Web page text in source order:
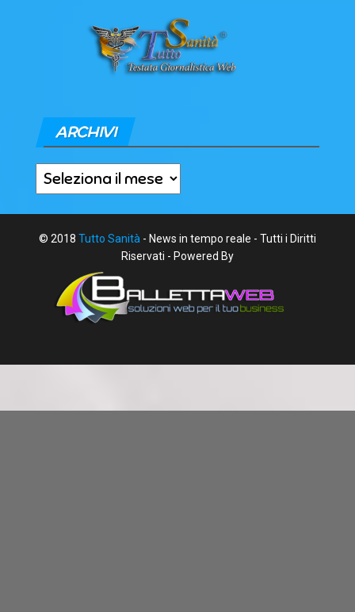
ARCHIVI
Archivi
© 2018 Tutto Sanità - News in tempo reale - Tutti i Diritti
Riservati - Powered By